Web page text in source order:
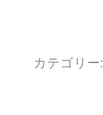
カテゴリー: